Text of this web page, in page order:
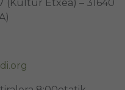
(Kultur Etxea) – 31640